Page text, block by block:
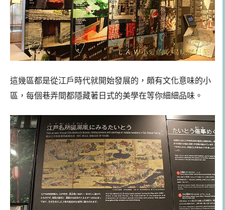
這幾區都是從江戶時代就開始發展的，頗有文化意味的小
區，每個巷弄間都隱藏著日式的美學在等你細細品味。